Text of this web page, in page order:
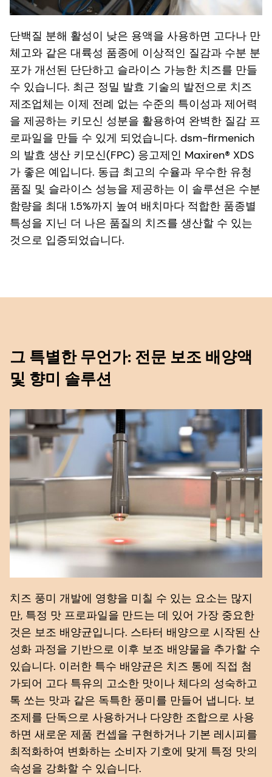
단백질 분해 활성이 낮은 용액을 사용하면 고다나 만
체고와 같은 대륙성 품종에 이상적인 질감과 수분 분
포가 개선된 단단하고 슬라이스 가능한 치즈를 만들
수 있습니다. 최근 정밀 발효 기술의 발전으로 치즈
제조업체는 이제 전례 없는 수준의 특이성과 제어력
을 제공하는 키모신 성분을 활용하여 완벽한 질감 프
로파일을 만들 수 있게 되었습니다. dsm-firmenich
의 발효 생산 키모신(FPC) 응고제인 Maxiren® XDS
가 좋은 예입니다. 동급 최고의 수율과 우수한 유청
품질 및 슬라이스 성능을 제공하는 이 솔루션은 수분
함량을 최대 1.5%까지 높여 배치마다 적합한 품종별
특성을 지닌 더 나은 품질의 치즈를 생산할 수 있는
것으로 입증되었습니다.
그 특별한 무언가: 전문 보조 배양액
및 향미 솔루션
치즈 풍미 개발에 영향을 미칠 수 있는 요소는 많지
만, 특정 맛 프로파일을 만드는 데 있어 가장 중요한
것은 보조 배양균입니다. 스타터 배양으로 시작된 산
성화 과정을 기반으로 이후 보조 배양물을 추가할 수
있습니다. 이러한 특수 배양균은 치즈 통에 직접 첨
가되어 고다 특유의 고소한 맛이나 체다의 성숙하고
톡 쏘는 맛과 같은 독특한 풍미를 만들어 냅니다. 보
조제를 단독으로 사용하거나 다양한 조합으로 사용
하면 새로운 제품 컨셉을 구현하거나 기본 레시피를
최적화하여 변화하는 소비자 기호에 맞게 특정 맛의
속성을 강화할 수 있습니다.